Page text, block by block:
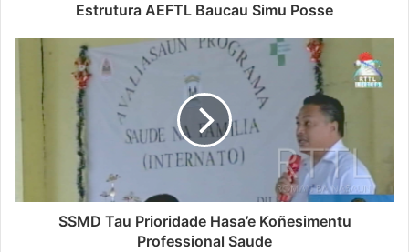
Estrutura AEFTL Baucau Simu Posse
SSMD Tau Prioridade Hasa’e Koñesimentu
Professional Saude